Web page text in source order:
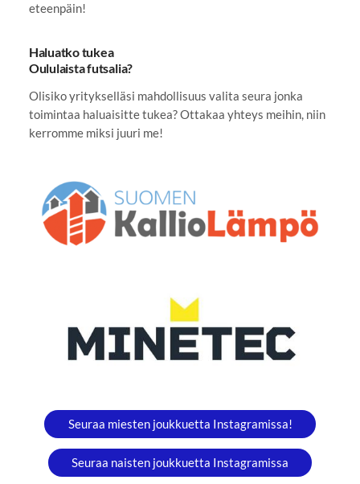
eteenpäin!
Haluatko tukea
Oululaista futsalia?
Olisiko yritykselläsi mahdollisuus valita seura jonka
toimintaa haluaisitte tukea? Ottakaa yhteys meihin, niin
kerromme miksi juuri me!
Seuraa miesten joukkuetta Instagramissa!
Seuraa naisten joukkuetta Instagramissa